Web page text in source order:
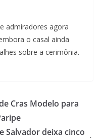
admiradores agora
o casal ainda
sobre a cerimônia.
Cras Modelo para
Salvador deixa cinco